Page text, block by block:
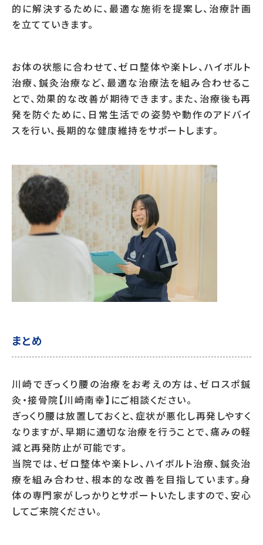
的に解決するために、最適な施術を提案し、治療計画
を立てていきます。
お体の状態に合わせて、ゼロ整体や楽トレ、ハイボルト
治療、鍼灸治療など、最適な治療法を組み合わせるこ
とで、効果的な改善が期待できます。また、治療後も再
発を防ぐために、日常生活での姿勢や動作のアドバイ
スを行い、長期的な健康維持をサポートします。
まとめ
川崎でぎっくり腰の治療をお考えの方は、ゼロスポ鍼
灸・接骨院【川崎南幸】にご相談ください。
ぎっくり腰は放置しておくと、症状が悪化し再発しやすく
なりますが、早期に適切な治療を行うことで、痛みの軽
減と再発防止が可能です。
当院では、ゼロ整体や楽トレ、ハイボルト治療、鍼灸治
療を組み合わせ、根本的な改善を目指しています。身
体の専門家がしっかりとサポートいたしますので、安心
してご来院ください。